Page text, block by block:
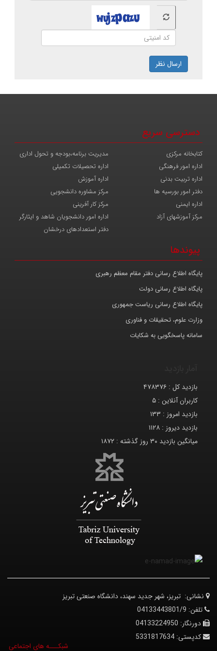
ارسال نظر
دسترسی سریع
مدیریت برنامه،بودجه و تحول اداری
کتابخانه مرکزی
اداره تحصیلات تکمیلی
اداره امور فرهنگی
اداره آموزش
اداره تربیت بدنی
مرکز مشاوره دانشجویی
دفتر امور بورسیه ها
مرکز کار آفرینی
اداره ایمنی
اداره امور دانشجویان شاهد و ایثارگر
مرکز آموزشهای آزاد
دفتر استعدادهای درخشان
پیوندها
پایگاه اطلاع رسانی دفتر مقام معظم رهبری
پایگاه اطلاع رسانی دولت
پایگاه اطلاع رسانی ریاست جمهوری
وزارت علوم، تحقیقات و فناوری
سامانه پاسخگویی به شکایات
بازدید کل : ۴۷۸۳۷۶
کاربران آنلاین : ۵
بازدید امروز : ۱۳۳
بازدید دیروز : ۱۱۲۸
میانگین بازدید ۳۰ روز گذشته :
۱۸۷۲
نشانی: تبریز، شهر جدید سهند، دانشگاه صنعتی تبریز
تلفن: 04133443801/9
دورنگار: 04133224950
کدپستی: 5331817634